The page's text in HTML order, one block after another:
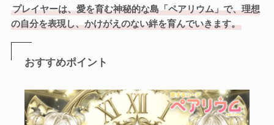
プレイヤーは、愛を育む神秘的な島「ペアリウム」で、理想
の自分を表現し、かけがえのない絆を育んでいきます。
おすすめポイント